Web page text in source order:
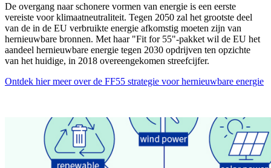
De overgang naar schonere vormen van energie is een eerste
vereiste voor klimaatneutraliteit. Tegen 2050 zal het grootste deel
van de in de EU verbruikte energie afkomstig moeten zijn van
hernieuwbare bronnen. Met haar "Fit for 55"-pakket wil de EU het
aandeel hernieuwbare energie tegen 2030 opdrijven ten opzichte
van het huidige, in 2018 overeengekomen streefcijfer.
Ontdek hier meer over de FF55 strategie voor hernieuwbare energie